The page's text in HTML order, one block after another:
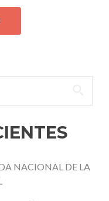
NACIONAL DE LA